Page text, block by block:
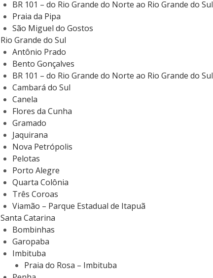
BR 101 – do Rio Grande do Norte ao Rio Grande do Sul
Praia da Pipa
São Miguel do Gostos
Rio Grande do Sul
Antônio Prado
Bento Gonçalves
BR 101 – do Rio Grande do Norte ao Rio Grande do Sul
Cambará do Sul
Canela
Flores da Cunha
Gramado
Jaquirana
Nova Petrópolis
Pelotas
Porto Alegre
Quarta Colônia
Três Coroas
Viamão – Parque Estadual de Itapuã
Santa Catarina
Bombinhas
Garopaba
Imbituba
Praia do Rosa – Imbituba